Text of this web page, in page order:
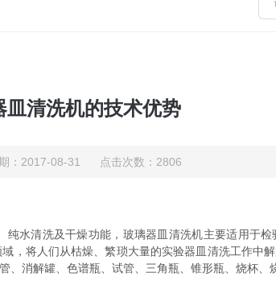
皿清洗机的技术优势
：2017-08-31 点击次数：2806
水清洗及干燥功能，玻璃器皿清洗机主要适用于
，将人们从枯燥、繁琐大量的实验器皿清洗工作中
消解罐、色谱瓶、试管、三角瓶、锥形瓶、烧杯、